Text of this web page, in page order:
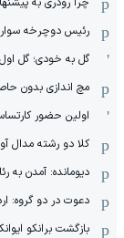
رئیس دوچرخه
گل به خودی؛ گل اول
مچ اندازی بدون
اولین حضور
کلا دو‌ رشته مدال
دیومانده: آمدن به
دعوت در دو گروه:
بازگشت برانکو